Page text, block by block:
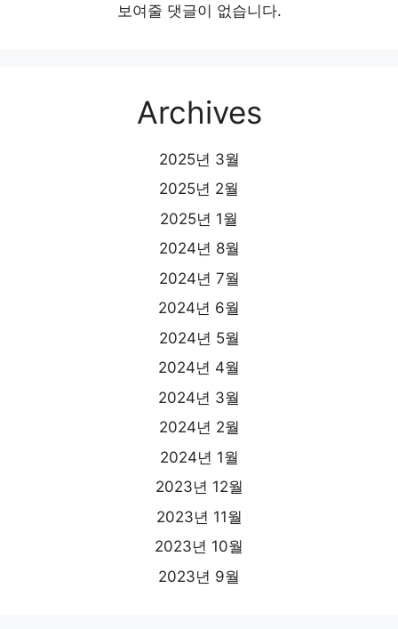
보여줄 댓글이 없습니다.
Archives
2025년 3월
2025년 2월
2025년 1월
2024년 8월
2024년 7월
2024년 6월
2024년 5월
2024년 4월
2024년 3월
2024년 2월
2024년 1월
2023년 12월
2023년 11월
2023년 10월
2023년 9월